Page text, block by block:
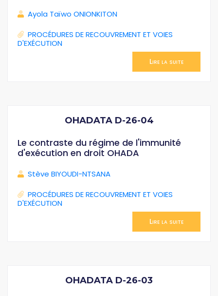
Ayola Taïwo ONIONKITON
PROCÉDURES DE RECOUVREMENT ET VOIES
D'EXÉCUTION
Lire la suite
OHADATA D-26-04
Le contraste du régime de l'immunité
d'exécution en droit OHADA
Stève BIYOUDI-NTSANA
PROCÉDURES DE RECOUVREMENT ET VOIES
D'EXÉCUTION
Lire la suite
OHADATA D-26-03